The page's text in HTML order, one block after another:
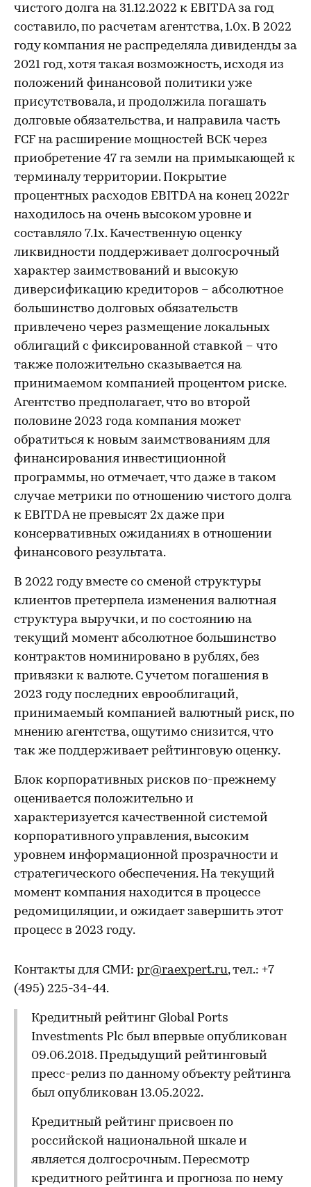
чистого долга на 31.12.2022 к EBITDA за год
составило, по расчетам агентства, 1.0х. В 2022
году компания не распределяла дивиденды за
2021 год, хотя такая возможность, исходя из
положений финансовой политики уже
присутствовала, и продолжила погашать
долговые обязательства, и направила часть
FCF на расширение мощностей ВСК через
приобретение 47 га земли на примыкающей к
терминалу территории. Покрытие
процентных расходов EBITDA на конец 2022г
находилось на очень высоком уровне и
составляло 7.1х. Качественную оценку
ликвидности поддерживает долгосрочный
характер заимствований и высокую
диверсификацию кредиторов – абсолютное
большинство долговых обязательств
привлечено через размещение локальных
облигаций с фиксированной ставкой – что
также положительно сказывается на
принимаемом компанией процентом риске.
Агентство предполагает, что во второй
половине 2023 года компания может
обратиться к новым заимствованиям для
финансирования инвестиционной
программы, но отмечает, что даже в таком
случае метрики по отношению чистого долга
к EBITDA не превысят 2х даже при
консервативных ожиданиях в отношении
финансового результата.
В 2022 году вместе со сменой структуры
клиентов претерпела изменения валютная
структура выручки, и по состоянию на
текущий момент абсолютное большинство
контрактов номинировано в рублях, без
привязки к валюте. С учетом погашения в
2023 году последних еврооблигаций,
принимаемый компанией валютный риск, по
мнению агентства, ощутимо снизится, что
так же поддерживает рейтинговую оценку.
Блок корпоративных рисков по-прежнему
оценивается положительно и
характеризуется качественной системой
корпоративного управления, высоким
уровнем информационной прозрачности и
стратегического обеспечения. На текущий
момент компания находится в процессе
редомициляции, и ожидает завершить этот
процесс в 2023 году.
Контакты для СМИ: pr@raexpert.ru, тел.: +7
(495) 225-34-44.
Кредитный рейтинг Global Ports
Investments Plc был впервые опубликован
09.06.2018. Предыдущий рейтинговый
пресс-релиз по данному объекту рейтинга
был опубликован 13.05.2022.
Кредитный рейтинг присвоен по
российской национальной шкале и
является долгосрочным. Пересмотр
кредитного рейтинга и прогноза по нему